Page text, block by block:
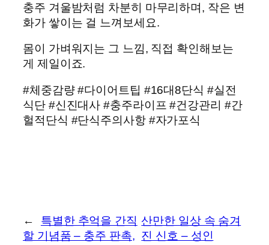
충주 겨울밤처럼 차분히 마무리하며, 작은 변
화가 쌓이는 걸 느껴보세요.
몸이 가벼워지는 그 느낌, 직접 확인해보는
게 제일이죠.
#체중감량 #다이어트팁 #16대8단식 #실전
식단 #신진대사 #충주라이프 #건강관리 #간
헐적단식 #단식주의사항 #자가포식
←
특별한 추억을 간직
할 기념품 – 충주 판촉,
산만한 일상 속 숨겨
진 신호 – 성인